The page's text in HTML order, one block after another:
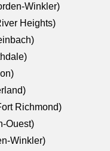
Winkler)
Heights)
Richmond)
Ouest)
Winkler)